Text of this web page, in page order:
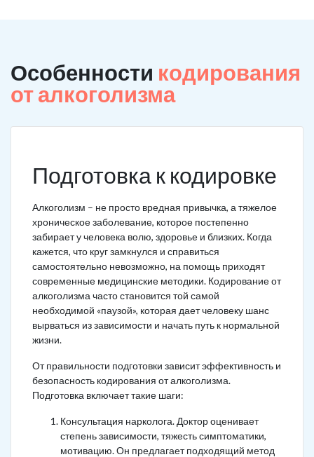
Особенности кодирования
от алкоголизма
Подготовка к кодировке
Алкоголизм – не просто вредная привычка, а тяжелое
хроническое заболевание, которое постепенно
забирает у человека волю, здоровье и близких. Когда
кажется, что круг замкнулся и справиться
самостоятельно невозможно, на помощь приходят
современные медицинские методики. Кодирование от
алкоголизма часто становится той самой
необходимой «паузой», которая дает человеку шанс
вырваться из зависимости и начать путь к нормальной
жизни.
От правильности подготовки зависит эффективность и
безопасность кодирования от алкоголизма.
Подготовка включает такие шаги:
Консультация нарколога. Доктор оценивает
степень зависимости, тяжесть симптоматики,
мотивацию. Он предлагает подходящий метод